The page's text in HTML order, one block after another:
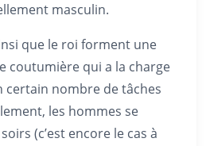
masculin.
que le roi forment une
coutumière qui a la charge
certain nombre de tâches
les hommes se
(c’est encore le cas à